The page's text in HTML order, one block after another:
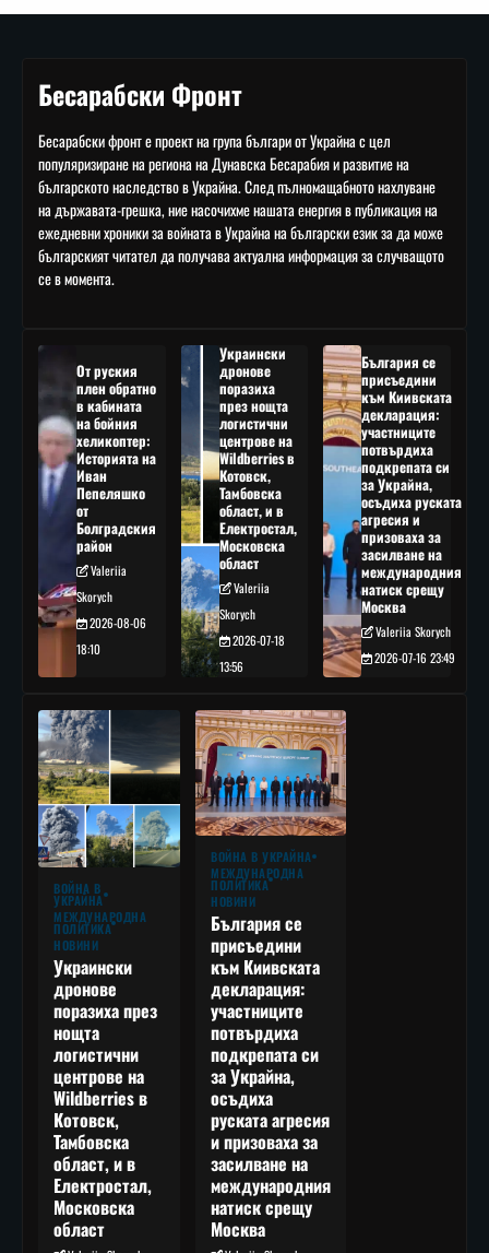
Бесарабски Фронт
Бесарабски фронт е проект на група българи от Украйна с цел
популяризиране на региона на Дунавска Бесарабия и развитие на
българското наследство в Украйна. След пълномащабното нахлуване
на държавата-грешка, ние насочихме нашата енергия в публикация на
ежедневни хроники за войната в Украйна на български език за да може
българският читател да получава актуална информация за случващото
се в момента.
От руския
плен обратно
в кабината
на бойния
хеликоптер:
Историята на
Иван
Пепеляшко
от
Болградския
район
Valeriia
Skorych
2026-08-06
18:10
Украински
дронове
поразиха
през нощта
логистични
центрове на
Wildberries в
Котовск,
Тамбовска
област, и в
Електростал,
Московска
област
Valeriia
Skorych
2026-07-18
13:56
България се
присъедини
към Киивската
декларация:
участниците
потвърдиха
подкрепата си
за Украйна,
осъдиха руската
агресия и
призоваха за
засилване на
международния
натиск срещу
Москва
Valeriia Skorych
2026-07-16 23:49
ВОЙНА В
УКРАЙНА
МЕЖДУНАРОДНА
ПОЛИТИКА
НОВИНИ
Украински
дронове
поразиха през
нощта
логистични
центрове на
Wildberries в
Котовск,
Тамбовска
област, и в
Електростал,
Московска
област
ВОЙНА В УКРАЙНА
МЕЖДУНАРОДНА
ПОЛИТИКА
НОВИНИ
България се
присъедини
към Киивската
декларация:
участниците
потвърдиха
подкрепата си
за Украйна,
осъдиха
руската агресия
и призоваха за
засилване на
международния
натиск срещу
Москва